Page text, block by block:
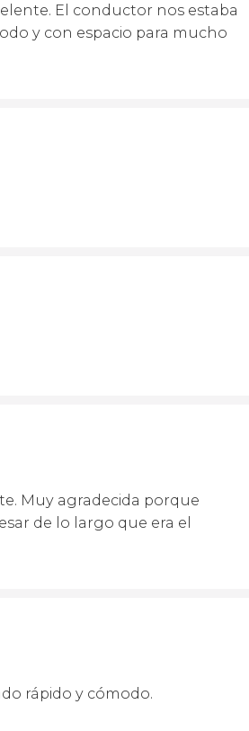
El conductor nos estaba
y con espacio para mucho
Muy agradecida porque
de lo largo que era el
rápido y cómodo.